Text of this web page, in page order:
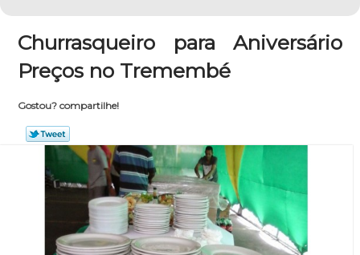
Churrasqueiro para Aniversário
Preços no Tremembé
Gostou? compartilhe!